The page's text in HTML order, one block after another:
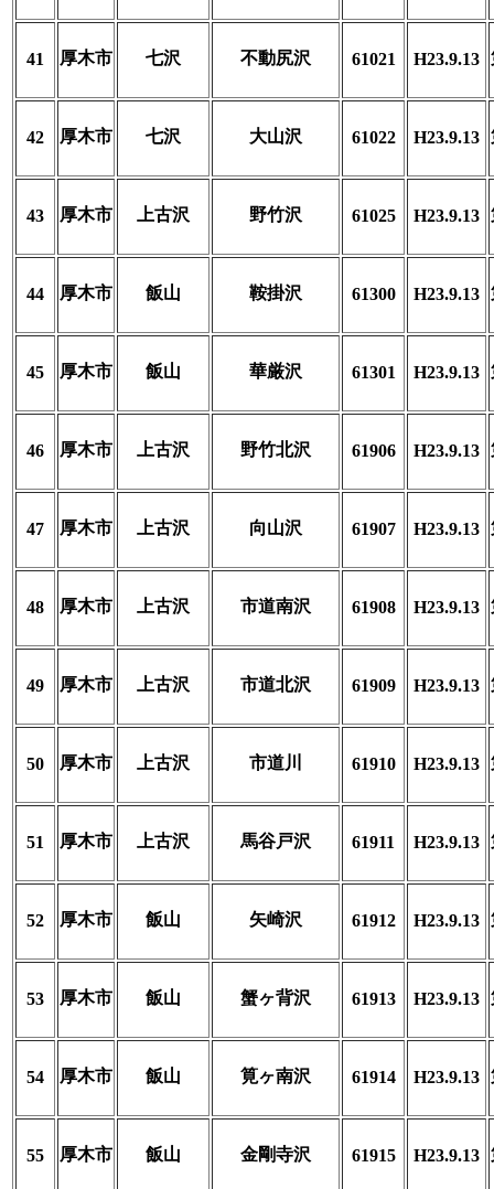
41 厚木市 七沢 不動尻沢 61021 H23.9.13
42 厚木市 七沢 大山沢 61022 H23.9.13
43 厚木市 上古沢 野竹沢 61025 H23.9.13
44 厚木市 飯山 鞍掛沢 61300 H23.9.13
45 厚木市 飯山 華厳沢 61301 H23.9.13
46 厚木市 上古沢 野竹北沢 61906 H23.9.13
47 厚木市 上古沢 向山沢 61907 H23.9.13
48 厚木市 上古沢 市道南沢 61908 H23.9.13
49 厚木市 上古沢 市道北沢 61909 H23.9.13
50 厚木市 上古沢 市道川 61910 H23.9.13
51 厚木市 上古沢 馬谷戸沢 61911 H23.9.13
52 厚木市 飯山 矢崎沢 61912 H23.9.13
53 厚木市 飯山 蟹ヶ背沢 61913 H23.9.13
54 厚木市 飯山 筧ヶ南沢 61914 H23.9.13
55 厚木市 飯山 金剛寺沢 61915 H23.9.13